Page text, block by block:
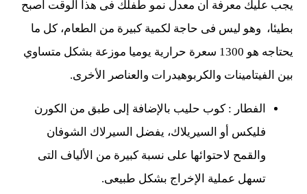
يجب عليك معرفة أن معدل نمو طفلك فى هذا الوقت أصبح
بطيئا، وهو ليس فى حاجة لكمية كبيرة من الطعام، كل ما
يحتاجه هو 1300 سعرة حرارية يوميا موزعة بشكل متساوي
بين الفيتامينات والكربوهيدرات والعناصر الأخرى.
الفطار : كوب حليب بالإضافة إلى طبق من الكورن
فليكس أو السيريلاك، يفضل السيرلاك الشوفان
والقمح لاحتوائها على نسبة كبيرة من الألياف التى
تسهل عملية الإخراج بشكل طبيعى.